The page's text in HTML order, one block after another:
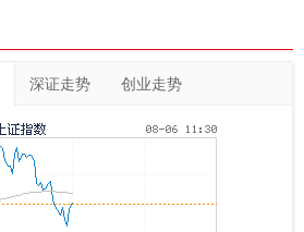
深证走势 创业走势